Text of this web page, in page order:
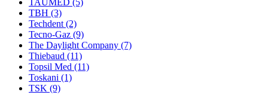
TBH (3)
Techdent (2)
Tecno-Gaz (9)
The Daylight Company (7)
Thiebaud (11)
Topsil Med (11)
Toskani (1)
TSK (9)